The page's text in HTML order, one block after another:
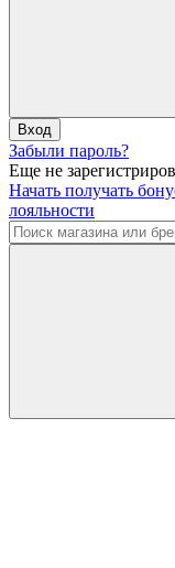
Вход
Забыли пароль?
Еще не
Начать получать
лояльности